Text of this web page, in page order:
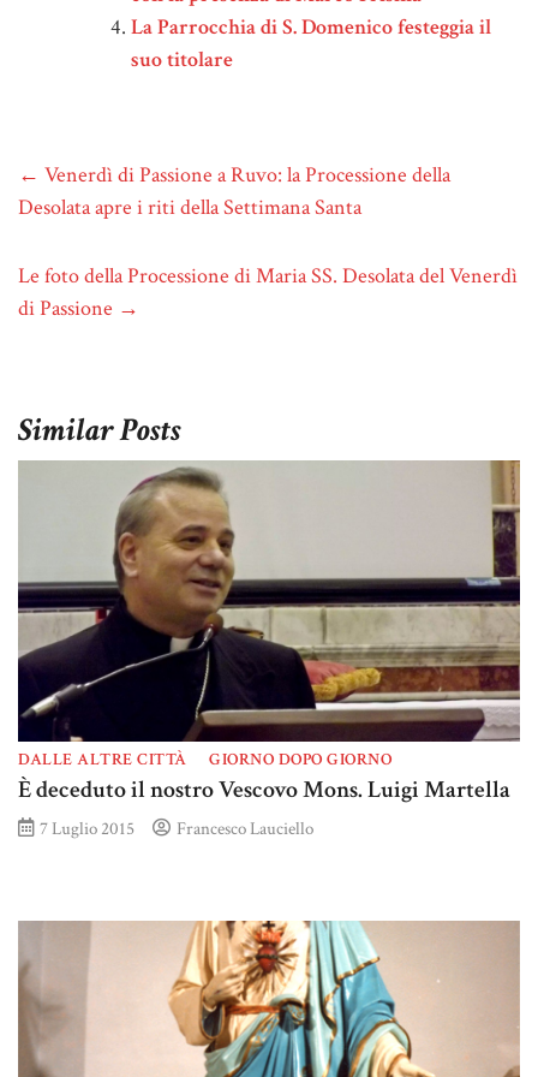
La Parrocchia di S. Domenico festeggia il
suo titolare
← Venerdì di Passione a Ruvo: la Processione della
Desolata apre i riti della Settimana Santa
Le foto della Processione di Maria SS. Desolata del Venerdì
di Passione →
Similar Posts
DALLE ALTRE CITTÀ GIORNO DOPO GIORNO
È deceduto il nostro Vescovo Mons. Luigi Martella
7 Luglio 2015 Francesco Lauciello